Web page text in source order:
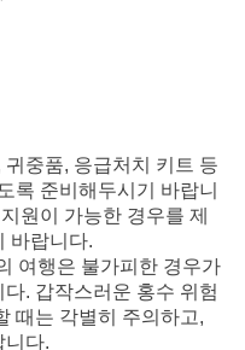
중품, 응급처치 키트 등
록 준비해두시기 바랍니
원이 가능한 경우를 제
바랍니다.
여행은 불가피한 경우가
. 갑작스러운 홍수 위험
때는 각별히 주의하고,
니다.